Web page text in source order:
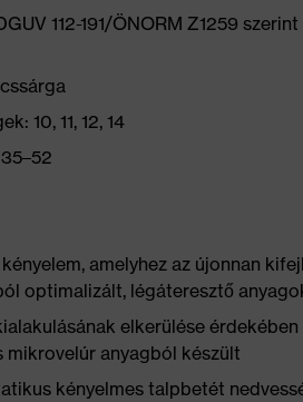
112-191/ÖNORM Z1259
10, 11, 12, 14
amelyhez az újonnan
optimalizált, légáteresztő
elkerülése
anyagból készült
kényelmes talpbetét